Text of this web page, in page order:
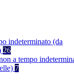
indeterminato (da
26
a tempo
7